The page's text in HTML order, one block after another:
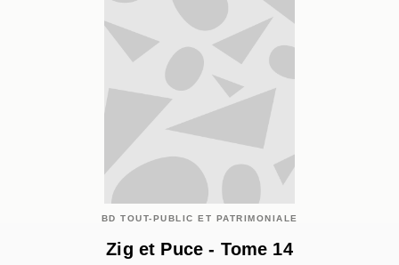
BD TOUT-PUBLIC ET PATRIMONIALE
Zig et Puce - Tome 14